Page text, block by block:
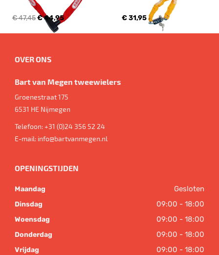
€ 47,45€ 44,95 € 31,95
OVER ONS
Bart van Megen tweewielers
Groenestraat 175
6531 HE Nijmegen
Telefoon:+31 (0)24 356 52 24
E-mail: info@bartvanmegen.nl
OPENINGSTIJDEN
Maandag Gesloten
Dinsdag 09:00 - 18:00
Woensdag 09:00 - 18:00
Donderdag 09:00 - 18:00
Vrijdag 09:00 - 18:00